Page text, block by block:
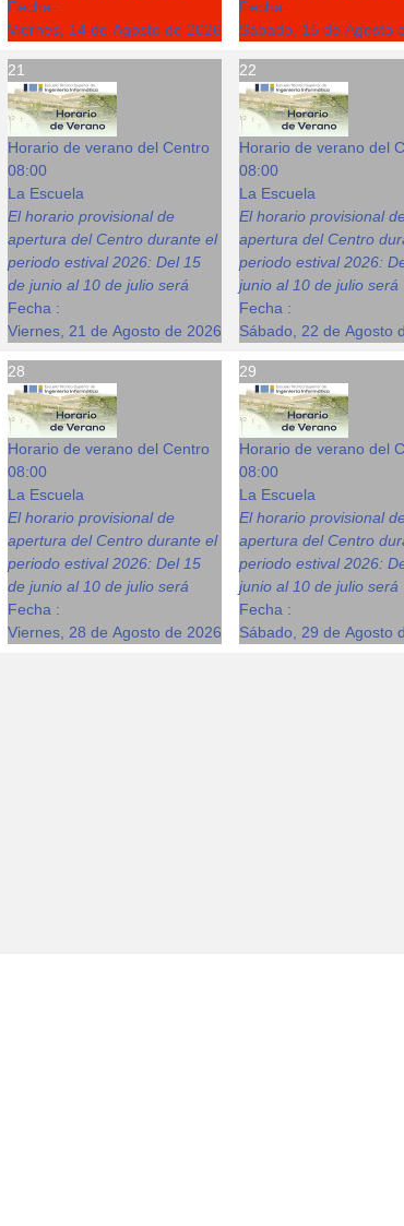
Fecha :
Viernes, 14 de Agosto de 2026
Fecha :
Sábado, 15 de Agosto
21
Horario de verano del Centro
08:00
La Escuela
El horario provisional de
apertura del Centro durante el
periodo estival 2026: Del 15
de junio al 10 de julio será
Fecha :
Viernes, 21 de Agosto de 2026
22
Horario de verano del
08:00
La Escuela
El horario provisional
apertura del Centro
periodo estival 2026:
junio al 10 de julio será
Fecha :
Sábado, 22 de Agosto
28
Horario de verano del Centro
08:00
La Escuela
El horario provisional de
apertura del Centro durante el
periodo estival 2026: Del 15
de junio al 10 de julio será
Fecha :
Viernes, 28 de Agosto de 2026
29
Horario de verano del
08:00
La Escuela
El horario provisional
apertura del Centro
periodo estival 2026:
junio al 10 de julio será
Fecha :
Sábado, 29 de Agosto